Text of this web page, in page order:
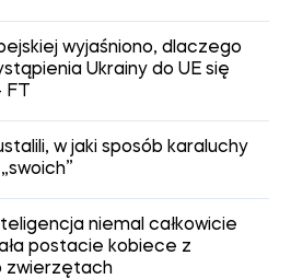
wyjaśniono, dlaczego
Ukrainy do UE się
w jaki sposób karaluchy
niemal całkowicie
postacie kobiece z
zwierzętach